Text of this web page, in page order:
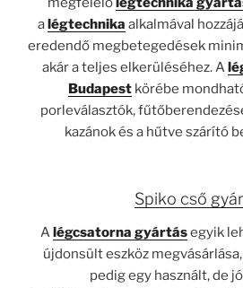
alégtechnika alkalmával
eredendő megbetegedések
akár a teljes elkerüléséhez. A
Budapest körébe
porleválasztók,
kazánok és a hűtve szárító
Spiko cső
Alégcsatorna gyártásegyik
újdonsült eszköz
pedig egy használt, de